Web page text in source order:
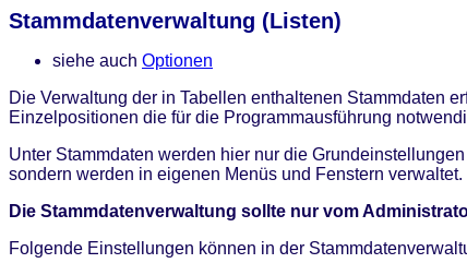
Stammdatenverwaltung (Listen)
siehe auch Optionen
Die Verwaltung der in Tabellen enthaltenen Stammdaten
Einzelpositionen die für die Programmausführung
Unter Stammdaten werden hier nur die
sondern werden in eigenen Menüs und Fenstern verwaltet.
Die Stammdatenverwaltung sollte nur vom
Folgende Einstellungen können in der